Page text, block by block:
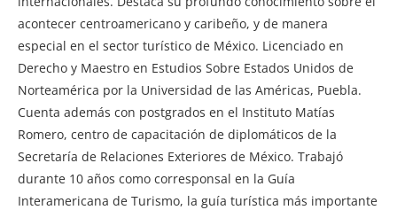
acontecer centroamericano y caribeño, y de manera
especial en el sector turístico de México. Licenciado en
Derecho y Maestro en Estudios Sobre Estados Unidos de
Norteamérica por la Universidad de las Américas, Puebla.
Cuenta además con postgrados en el Instituto Matías
Romero, centro de capacitación de diplomáticos de la
Secretaría de Relaciones Exteriores de México. Trabajó
durante 10 años como corresponsal en la Guía
Interamericana de Turismo, la guía turística más importante